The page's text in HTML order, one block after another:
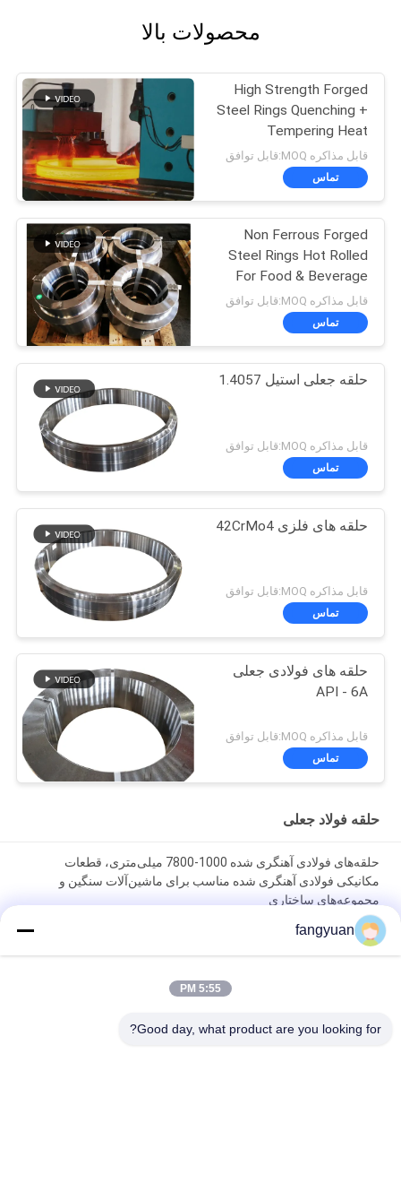
محصولات بالا
High Strength Forged
Steel Rings Quenching +
Tempering Heat
Treatmentfunction
gtElInit() {var lib = new
google.translate.Translat
ge('en', 'fa', function ()
{});}
قابل مذاکره MOQ:قابل توافق
تماس
Non Ferrous Forged
Steel Rings Hot Rolled
For Food & Beverage
Indutryfunction gtElInit()
{var lib = new
google.translate.Translat
ge('en', 'fa', function ()
قابل مذاکره MOQ:قابل توافق
تماس
حلقه جعلی استیل 1.4057
قابل مذاکره MOQ:قابل توافق
تماس
حلقه های فلزی 42CrMo4
قابل مذاکره MOQ:قابل توافق
تماس
حلقه های فولادی جعلی
API - 6A
قابل مذاکره MOQ:قابل توافق
تماس
حلقه فولاد جعلی
حلقه‌های فولادی آهنگری شده 1000-7800 میلی‌متری، قطعات
مکانیکی فولادی آهنگری شده مناسب برای ماشین‌آلات سنگین و
مجموعه‌های ساختاری
میلی‌متر که برای مطابقت با استانداردهای مکانیکی سخت‌گیرانه
طراحی شده برای پاسخگویی به نیازهای کاربردهای صنعتی سنگین
fangyuan
5:55 PM
Good day, what product are you looking for?